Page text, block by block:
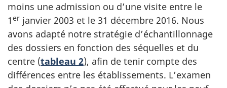
moins une admission ou d’une visite entre le
1er janvier 2003 et le 31 décembre 2016. Nous
avons adapté notre stratégie d’échantillonnage
des dossiers en fonction des séquelles et du
centre (tableau 2), afin de tenir compte des
différences entre les établissements. L’examen